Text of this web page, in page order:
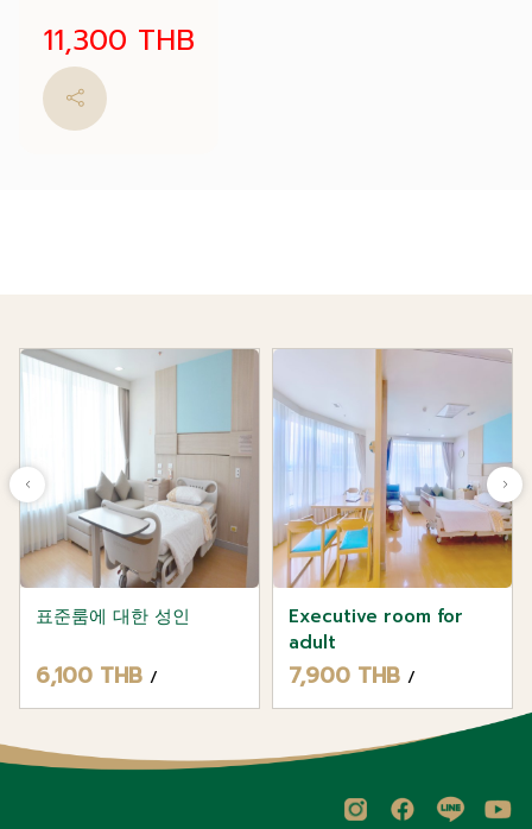
11,300 THB
표준룸에 대한 성인
6,100 THB /
Executive room for
adult
7,900 THB /